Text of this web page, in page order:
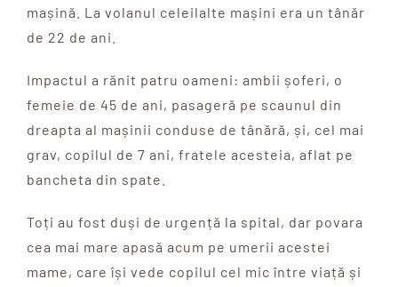
mașină. La volanul celeilalte mașini era un tânăr
de 22 de ani.
Impactul a rănit patru oameni: ambii șoferi, o
femeie de 45 de ani, pasageră pe scaunul din
dreapta al mașinii conduse de tânără, și, cel mai
grav, copilul de 7 ani, fratele acesteia, aflat pe
bancheta din spate.
Toți au fost duși de urgență la spital, dar povara
cea mai mare apasă acum pe umerii acestei
mame, care își vede copilul cel mic între viață și